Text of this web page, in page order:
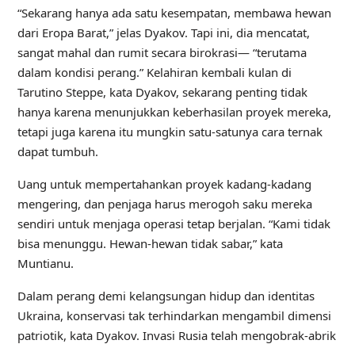
“Sekarang hanya ada satu kesempatan, membawa hewan
dari Eropa Barat,” jelas Dyakov. Tapi ini, dia mencatat,
sangat mahal dan rumit secara birokrasi— “terutama
dalam kondisi perang.” Kelahiran kembali kulan di
Tarutino Steppe, kata Dyakov, sekarang penting tidak
hanya karena menunjukkan keberhasilan proyek mereka,
tetapi juga karena itu mungkin satu-satunya cara ternak
dapat tumbuh.
Uang untuk mempertahankan proyek kadang-kadang
mengering, dan penjaga harus merogoh saku mereka
sendiri untuk menjaga operasi tetap berjalan. “Kami tidak
bisa menunggu. Hewan-hewan tidak sabar,” kata
Muntianu.
Dalam perang demi kelangsungan hidup dan identitas
Ukraina, konservasi tak terhindarkan mengambil dimensi
patriotik, kata Dyakov. Invasi Rusia telah mengobrak-abrik